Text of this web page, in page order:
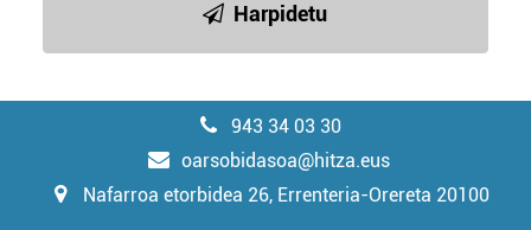
Harpidetu
943 34 03 30
oarsobidasoa@hitza.eus
Nafarroa etorbidea 26, Errenteria-Orereta 20100